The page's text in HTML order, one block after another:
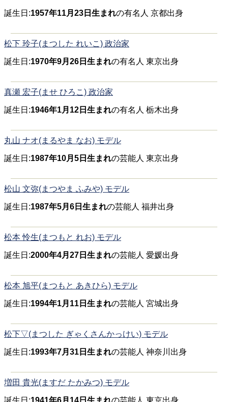
誕生日:1957年11月23日生まれの有名人 京都出身
松下 玲子(まつした れいこ) 政治家
誕生日:1970年9月26日生まれの有名人 東京出身
真瀬 宏子(ませ ひろこ) 政治家
誕生日:1946年1月12日生まれの有名人 栃木出身
丸山 ナオ(まるやま なお) モデル
誕生日:1987年10月5日生まれの芸能人 東京出身
松山 文弥(まつやま ふみや) モデル
誕生日:1987年5月6日生まれの芸能人 福井出身
松本 怜生(まつもと れお) モデル
誕生日:2000年4月27日生まれの芸能人 愛媛出身
松本 旭平(まつもと あきひら) モデル
誕生日:1994年1月11日生まれの芸能人 宮城出身
松下▽(まつした ぎゃくさんかっけい) モデル
誕生日:1993年7月31日生まれの芸能人 神奈川出身
増田 貴光(ますだ たかみつ) モデル
誕生日:1941年6月14日生まれの芸能人 東京出身